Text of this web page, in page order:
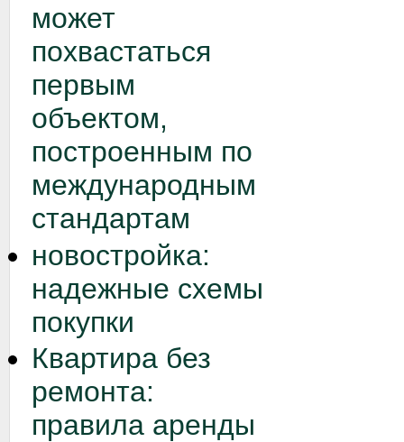
может
похвастаться
первым
объектом,
построенным по
международным
стандартам
новостройка:
надежные схемы
покупки
Квартира без
ремонта:
правила аренды